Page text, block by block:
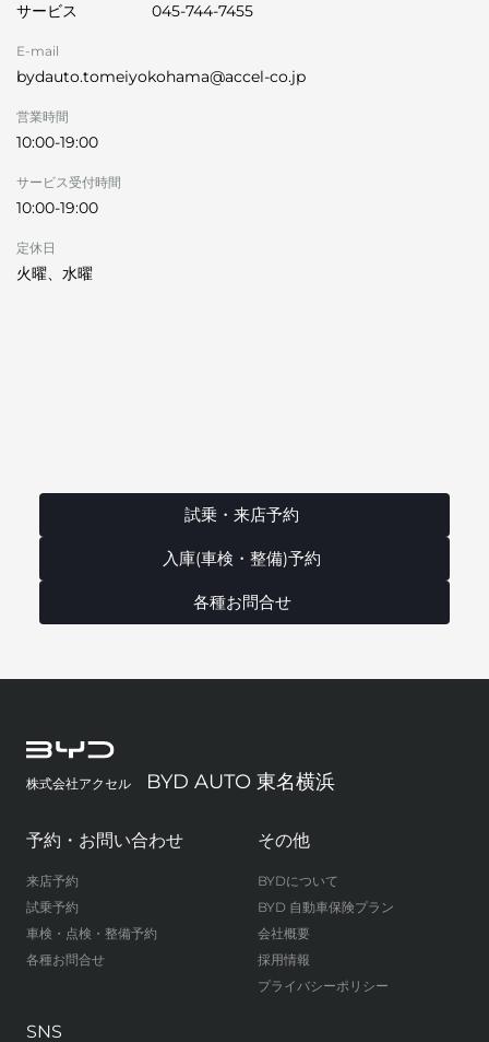
サービス
045-744-7455
E-mail
bydauto.tomeiyokohama@accel-co.jp
営業時間
10:00-19:00
サービス受付時間
10:00-19:00
定休日
火曜、水曜
試乗・来店予約
入庫(車検・整備)予約
各種お問合せ
株式会社アクセル BYD AUTO 東名横浜
予約・お問い合わせ
来店予約
試乗予約
車検・点検・整備予約
各種お問合せ
その他
BYDについて
BYD 自動車保険プラン
会社概要
採用情報
プライバシーポリシー
SNS